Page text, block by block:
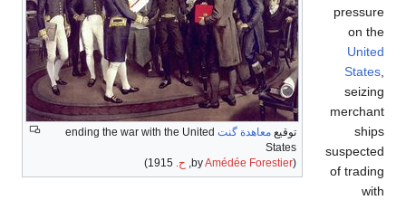
توقيع معاهدة گنت ending the war with the United
States
(by
Amédée Forestier ح.
pressure
on the
United
States
seizing
merchant
ships
suspected
of trading
with